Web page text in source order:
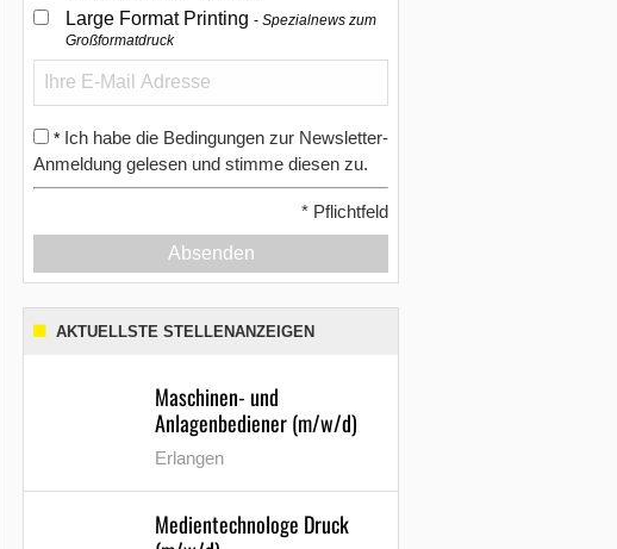
Large Format Printing Spezialnews zum
Großformatdruck
* Ich habe die Bedingungen zur Newsletter-
Anmeldung gelesen und stimme diesen zu.
* Pflichtfeld
Absenden
AKTUELLSTE STELLENANZEIGEN
Maschinen- und
Anlagenbediener (m/w/d)
Erlangen
Medientechnologe Druck